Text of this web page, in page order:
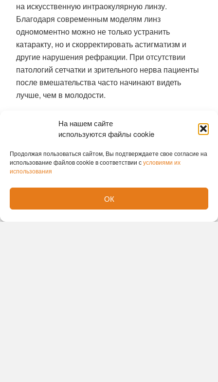
На нашем сайте
используются файлы cookie
Продолжая пользоваться сайтом, Вы подтверждаете свое согласие на
использование файлов cookie в соответствии сусловиями их
использования
ОК
на искусственную интраокулярную линзу.
Благодаря современным моделям линз
одномоментно можно не только устранить
катаракту, но и скорректировать астигматизм и
другие нарушения рефракции. При отсутствии
патологий сетчатки и зрительного нерва пациенты
после вмешательства часто начинают видеть
лучше, чем в молодости.
новосибирские хирурги без единого разреза